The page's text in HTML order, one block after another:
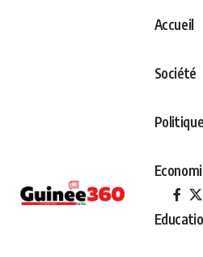
Accueil
Société
Politique